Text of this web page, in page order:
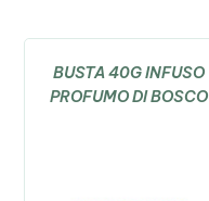
BUSTA 40G INFUSO
PROFUMO DI BOSCO